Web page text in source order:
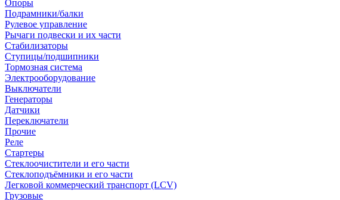
Опоры
Подрамники/балки
Рулевое управление
Рычаги подвески и их части
Стабилизаторы
Ступицы/подшипники
Тормозная система
Электрооборудование
Выключатели
Генераторы
Датчики
Переключатели
Прочие
Реле
Стартеры
Стеклоочистители и его части
Стеклоподъёмники и его части
Легковой коммерческий транспорт (LCV)
Грузовые